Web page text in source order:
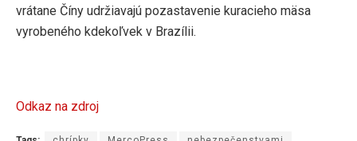
vrátane Číny udržiavajú pozastavenie kuracieho mäsa
vyrobeného kdekoľvek v Brazílii.
Odkaz na zdroj